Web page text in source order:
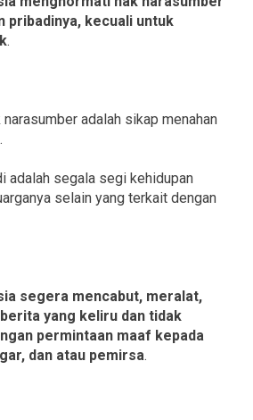
pribadinya, kecuali untuk
.
adalah sikap menahan
adalah segala segi kehidupan
selain yang terkait dengan
segera mencabut, meralat,
yang keliru dan tidak
permintaan maaf kepada
dan atau pemirsa.